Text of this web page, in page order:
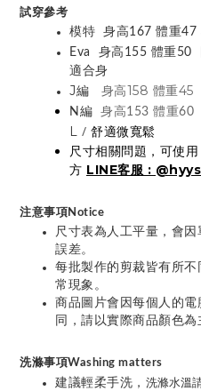
試穿參考
模特 身高167 體重47
Eva 身高155 體重50
適合身
J編 身高158 體重45
N編 身高153 體重60
L / 舒適微寬鬆
尺寸相關問題，可使用
方 LINE客服 :
注意事項Notice
尺寸表為人工平量，會
誤差。
每批製作的剪裁皆有所
常現象。
商品圖片會因每個人的
同，請以實際商品顏色為
洗滌事項Washing matters
建議輕柔手洗， 洗滌水溫